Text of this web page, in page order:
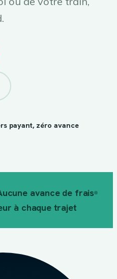
payant, zéro avance
avance de frais
à chaque trajet